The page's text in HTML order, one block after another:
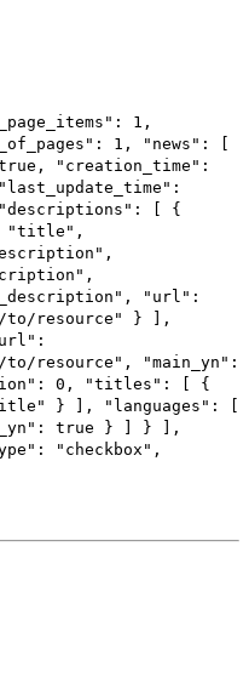
: 1 ,
: 1 , "news" : [
, "creation_time" :
"last_update_time" :
"descriptions" : [
{
"title" ,
,
,
, "url" :
to/resource"
}
],
:
to/resource" , "main_yn" :
: 0 , "titles" : [
{
} ], "languages" : [
: true } }
],
: "checkbox" ,